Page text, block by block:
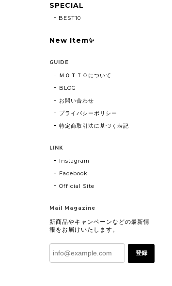
SPECIAL
BEST10
New Item✨
GUIDE
ＭＯＴＴＯについて
BLOG
お問い合わせ
プライバシーポリシー
特定商取引法に基づく表記
LINK
Instagram
Facebook
Official Site
Mail Magazine
新商品やキャンペーンなどの最新情
報をお届けいたします。
登録